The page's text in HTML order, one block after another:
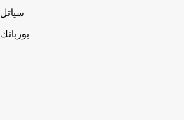
سياتل
بوربانك